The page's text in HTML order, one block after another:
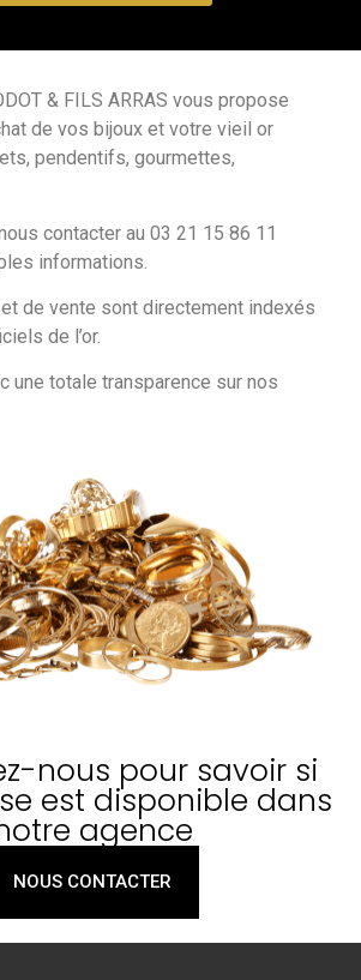
& FILS ARRAS vous propose
de vos bijoux et votre vieil or
pendentifs, gourmettes,
contacter au 03 21 15 86 11
informations.
et de vente sont directement indexés
de l’or.
une totale transparence sur nos
nous pour savoir si
est disponible dans
agence
NOUS CONTACTER